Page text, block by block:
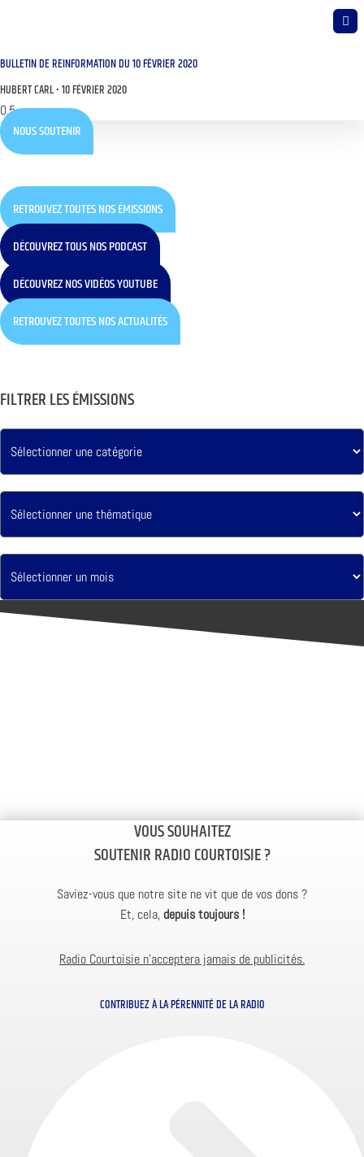
BULLETIN DE REINFORMATION DU 10 FÉVRIER 2020
HUBERT CARL 10 FÉVRIER 2020
NOUS SOUTENIR
RETROUVEZ TOUTES NOS ÉMISSIONS
DÉCOUVREZ TOUS NOS PODCAST
DÉCOUVREZ NOS VIDÉOS YOUTUBE
RETROUVEZ TOUTES NOS ACTUALITÉS
FILTRER LES ÉMISSIONS
VOUS SOUHAITEZ
SOUTENIR RADIO COURTOISIE ?
Saviez-vous que notre site ne vit que de vos dons ?
Et, cela, depuis toujours !
Radio Courtoisie n’acceptera jamais de publicités.
CONTRIBUEZ À LA PÉRENNITÉ DE LA RADIO